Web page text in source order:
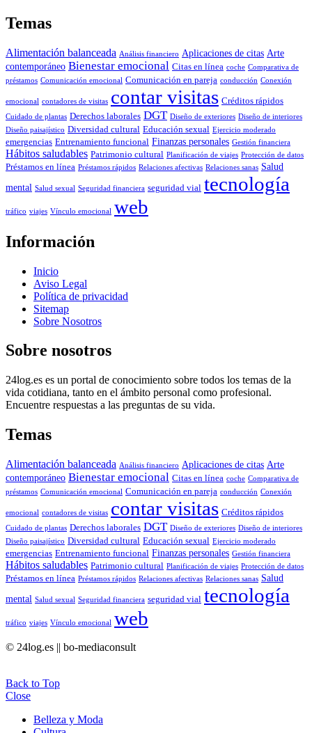
Temas
Alimentación balanceada Análisis financiero Aplicaciones de citas Arte
contemporáneo Bienestar emocional Citas en línea coche Comparativa de
préstamos Comunicación emocional Comunicación en pareja conducción Conexión
emocional contadores de visitas contar visitas Créditos rápidos
Cuidado de plantas Derechos laborales DGT Diseño de exteriores Diseño de interiores
Diseño paisajístico Diversidad cultural Educación sexual Ejercicio moderado
emergencias Entrenamiento funcional Finanzas personales Gestión financiera
Hábitos saludables Patrimonio cultural Planificación de viajes Protección de datos
Préstamos en línea Préstamos rápidos Relaciones afectivas Relaciones sanas Salud
mental Salud sexual Seguridad financiera seguridad vial tecnología
tráfico viajes Vínculo emocional web
Información
Inicio
Aviso Legal
Política de privacidad
Sitemap
Sobre Nosotros
Sobre nosotros
24log.es es un portal de conocimiento sobre todos los temas de la
vida cotidiana, tanto en el ámbito personal como profesional.
Encuentre respuestas a las preguntas de su vida.
Temas
Alimentación balanceada Análisis financiero Aplicaciones de citas Arte
contemporáneo Bienestar emocional Citas en línea coche Comparativa de
préstamos Comunicación emocional Comunicación en pareja conducción Conexión
emocional contadores de visitas contar visitas Créditos rápidos
Cuidado de plantas Derechos laborales DGT Diseño de exteriores Diseño de interiores
Diseño paisajístico Diversidad cultural Educación sexual Ejercicio moderado
emergencias Entrenamiento funcional Finanzas personales Gestión financiera
Hábitos saludables Patrimonio cultural Planificación de viajes Protección de datos
Préstamos en línea Préstamos rápidos Relaciones afectivas Relaciones sanas Salud
mental Salud sexual Seguridad financiera seguridad vial tecnología
tráfico viajes Vínculo emocional web
© 24log.es || bo-mediaconsult
Back to Top
Close
Belleza y Moda